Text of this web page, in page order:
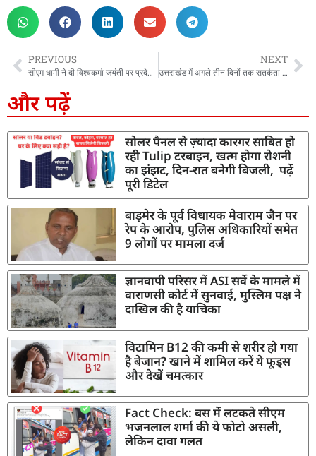
PREVIOUS
सीएम धामी ने दी विश्वकर्मा जयंती पर प्रदेशवासियों को शुभकामनाएं, कहा- प्रदेश के विकास में महत्वपूर्ण योगदान करने वाले श्रमवीरों को सम्मानित करने वाला है ये पर्व
NEXT
उत्तराखंड में अगले तीन दिनों तक सतर्कता बरतने के निर्देश, सीएम धामी ने ली नुकसान की जानकारी
और पढ़ें
सोलर पैनल से ज़्यादा कारगर साबित हो
रही Tulip टरबाइन, खत्म होगा रोशनी
का झंझट, दिन-रात बनेगी बिजली, पढ़ें
पूरी डिटेल
बाड़मेर के पूर्व विधायक मेवाराम जैन पर
रेप के आरोप, पुलिस अधिकारियों समेत
9 लोगों पर मामला दर्ज
ज्ञानवापी परिसर में ASI सर्वे के मामले में
वाराणसी कोर्ट में सुनवाई, मुस्लिम पक्ष ने
दाखिल की है याचिका
विटामिन B12 की कमी से शरीर हो गया
है बेजान? खाने में शामिल करें ये फूड्स
और देखें चमत्कार
Fact Check: बस में लटकते सीएम
भजनलाल शर्मा की ये फोटो असली,
लेकिन दावा गलत